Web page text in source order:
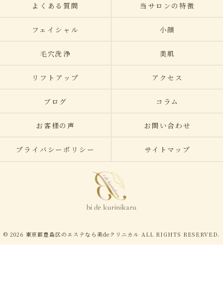
よくある質問 当サロンの特徴
フェイシャル 小顔
毛穴洗浄 美肌
リフトアップ アクセス
ブログ コラム
お客様の声 お問い合わせ
プライバシーポリシー サイトマップ
© 2026 東京都豊島区のエステなら美deクリニカル ALL RIGHTS RESERVED.